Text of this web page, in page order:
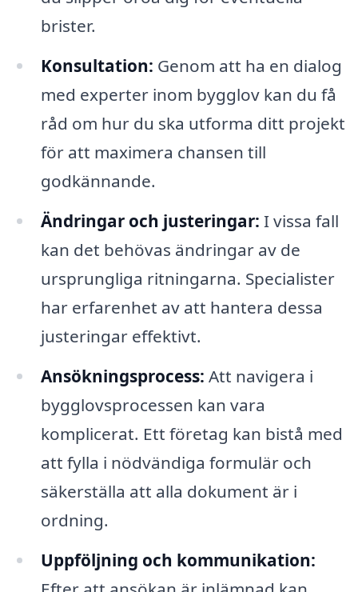
brister.
Konsultation: Genom att ha en dialog
med experter inom bygglov kan du få
råd om hur du ska utforma ditt projekt
för att maximera chansen till
godkännande.
Ändringar och justeringar: I vissa fall
kan det behövas ändringar av de
ursprungliga ritningarna. Specialister
har erfarenhet av att hantera dessa
justeringar effektivt.
Ansökningsprocess: Att navigera i
bygglovsprocessen kan vara
komplicerat. Ett företag kan bistå med
att fylla i nödvändiga formulär och
säkerställa att alla dokument är i
ordning.
Uppföljning och kommunikation: